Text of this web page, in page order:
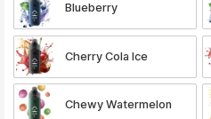
Blueberry
Cherry Cola Ice
Chewy Watermelon